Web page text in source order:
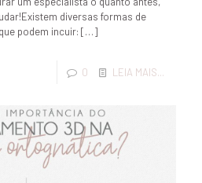
diversas formas de
podem incuir: […]
0 LEIA MAIS...